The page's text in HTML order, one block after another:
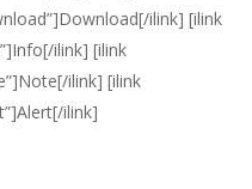
ilink] [ilink
ilink] [ilink
ilink] [ilink
ilink]